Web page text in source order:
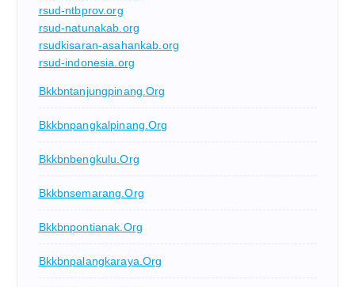
rsud-ntbprov.org
rsud-natunakab.org
rsudkisaran-asahankab.org
rsud-indonesia.org
Bkkbntanjungpinang.org
Bkkbnpangkalpinang.org
Bkkbnbengkulu.org
Bkkbnsemarang.org
Bkkbnpontianak.org
Bkkbnpalangkaraya.org